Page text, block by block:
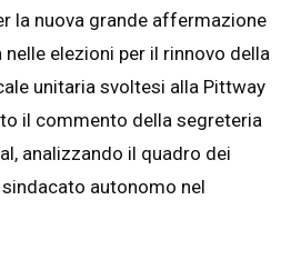
la nuova grande affermazione
elezioni per il rinnovo della
unitaria svoltesi alla Pittway
il commento della segreteria
analizzando il quadro dei
autonomo nel